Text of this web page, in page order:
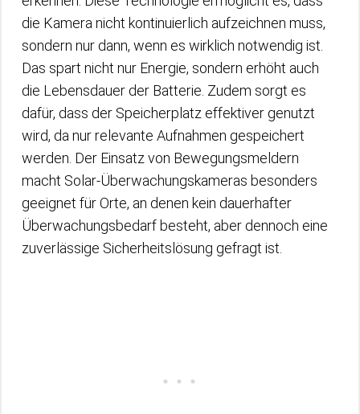
die Kamera nicht kontinuierlich aufzeichnen muss,
sondern nur dann, wenn es wirklich notwendig ist.
Das spart nicht nur Energie, sondern erhöht auch
die Lebensdauer der Batterie. Zudem sorgt es
dafür, dass der Speicherplatz effektiver genutzt
wird, da nur relevante Aufnahmen gespeichert
werden. Der Einsatz von Bewegungsmeldern
macht Solar-Überwachungskameras besonders
geeignet für Orte, an denen kein dauerhafter
Überwachungsbedarf besteht, aber dennoch eine
zuverlässige Sicherheitslösung gefragt ist.